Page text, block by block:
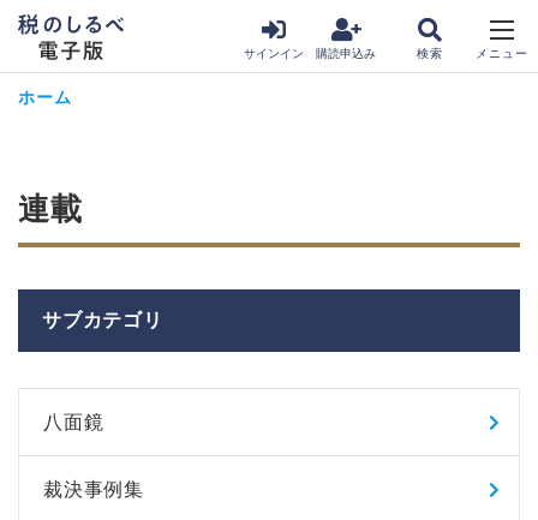
サインイン 購読申込み
ホーム
連載
サブカテゴリ
八面鏡
裁決事例集